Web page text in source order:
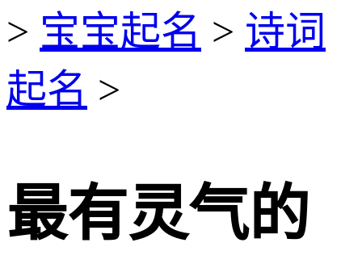
> 宝宝起名 > 诗词
起名 >
最有灵气的